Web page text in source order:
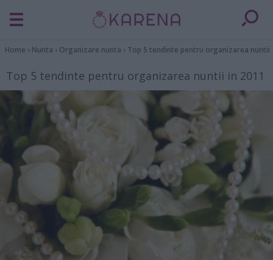
Home › Nunta › Organizare nunta › Top 5 tendinte pentru organizarea nuntii
Top 5 tendinte pentru organizarea nuntii in 2011